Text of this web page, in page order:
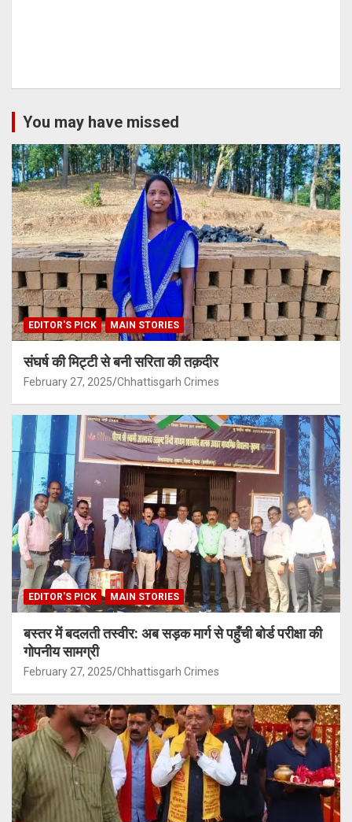
You may have missed
EDITOR'S PICK MAIN STORIES
संघर्ष की मिट्टी से बनी सरिता की तक़दीर
February 27, 2025 Chhattisgarh Crimes
EDITOR'S PICK MAIN STORIES
बस्तर में बदलती तस्वीर: अब सड़क मार्ग से पहुँची बोर्ड परीक्षा की
गोपनीय सामग्री
February 27, 2025 Chhattisgarh Crimes